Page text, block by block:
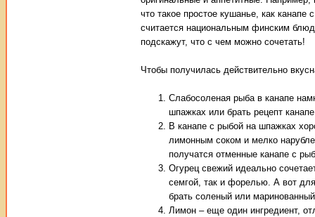
что такое простое кушанье, как
считается национальным финским
подскажут, что с чем можно сочетать!
Чтобы получилась действительно
Слабосоленая рыба в канапе
шпажках или брать рецепт
В канапе с рыбой на шпажках
лимонным соком и мелко
получатся отменные канапе с
Огурец свежий идеально
семгой, так и форелью. А вот
брать соленый или
Лимон – еще один ингредиент,